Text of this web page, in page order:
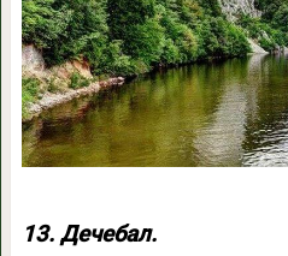
13. Дечебал.